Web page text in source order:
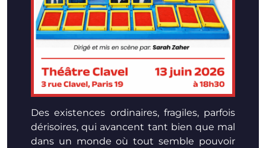
Des existences ordinaires, fragiles, parfois
dérisoires, qui avancent tant bien que mal
dans un monde où tout semble pouvoir